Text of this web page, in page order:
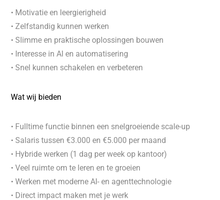
• Motivatie en leergierigheid
• Zelfstandig kunnen werken
• Slimme en praktische oplossingen bouwen
• Interesse in AI en automatisering
• Snel kunnen schakelen en verbeteren
Wat wij bieden
• Fulltime functie binnen een snelgroeiende scale-up
• Salaris tussen €3.000 en €5.000 per maand
• Hybride werken (1 dag per week op kantoor)
• Veel ruimte om te leren en te groeien
• Werken met moderne AI- en agenttechnologie
• Direct impact maken met je werk